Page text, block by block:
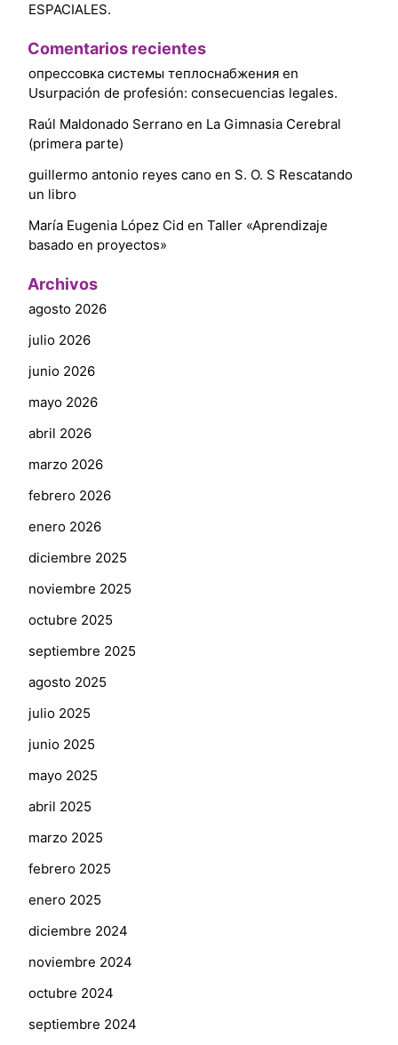
ESPACIALES.
Comentarios recientes
опрессовка системы теплоснабжения en
Usurpación de profesión: consecuencias legales.
Raúl Maldonado Serrano en La Gimnasia Cerebral
(primera parte)
guillermo antonio reyes cano en S. O. S Rescatando
un libro
María Eugenia López Cid en Taller «Aprendizaje
basado en proyectos»
Archivos
agosto 2026
julio 2026
junio 2026
mayo 2026
abril 2026
marzo 2026
febrero 2026
enero 2026
diciembre 2025
noviembre 2025
octubre 2025
septiembre 2025
agosto 2025
julio 2025
junio 2025
mayo 2025
abril 2025
marzo 2025
febrero 2025
enero 2025
diciembre 2024
noviembre 2024
octubre 2024
septiembre 2024